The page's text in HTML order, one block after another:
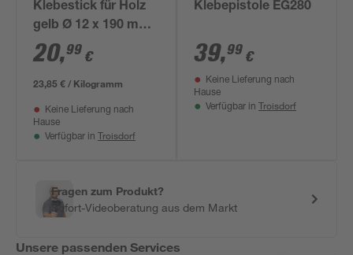
Klebestick für Holz
gelb Ø 12 x 190 mm
48 Stück
20,99 €
23,85 € / Kilogramm
Keine Lieferung nach
Hause
Verfügbar in Troisdorf
Klebepistole EG280
39,99 €
Keine Lieferung nach
Hause
Verfügbar in Troisdorf
Fragen zum Produkt?
Sofort-Videoberatung aus dem Markt
Unsere passenden Services